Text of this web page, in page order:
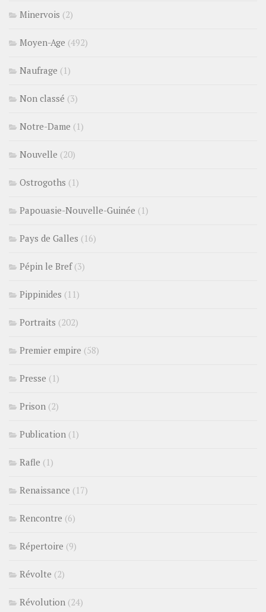
Minervois (2)
Moyen-Age (492)
Naufrage (1)
Non classé (3)
Notre-Dame (1)
Nouvelle (20)
Ostrogoths (1)
Papouasie-Nouvelle-Guinée (1)
Pays de Galles (16)
Pépin le Bref(3)
Pippinides (11)
Portraits (202)
Premier empire (58)
Presse (1)
Prison (2)
Publication (1)
Rafle (1)
Renaissance (17)
Rencontre (6)
Répertoire (9)
Révolte (2)
Révolution (24)